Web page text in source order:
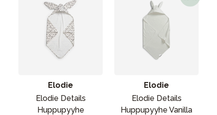
Elodie
Elodie Details
Huppupyyhe
Elodie
Elodie Details
Huppupyyhe Vanilla